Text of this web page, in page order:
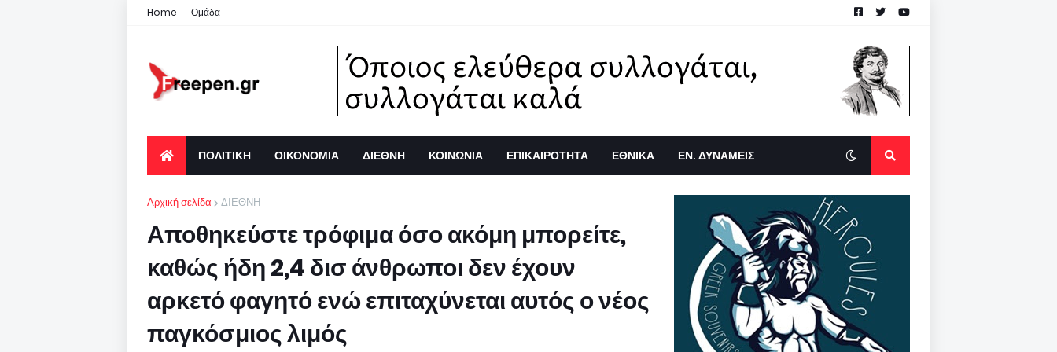
Home Ομάδα
ΠΟΛΙΤΙΚΗ ΟΙΚΟΝΟΜΙΑ ΔΙΕΘΝΗ ΚΟΙΝΩΝΙΑ ΕΠΙΚΑΙΡΟΤΗΤΑ ΕΘΝΙΚΑ ΕΝ. ΔΥΝΑΜΕΙΣ
Αρχική σελίδα ΔΙΕΘΝΗ
Αποθηκεύστε τρόφιμα όσο ακόμη μπορείτε,
καθώς ήδη 2,4 δισ άνθρωποι δεν έχουν
αρκετό φαγητό ενώ επιταχύνεται αυτός ο νέος
παγκόσμιος λιμός